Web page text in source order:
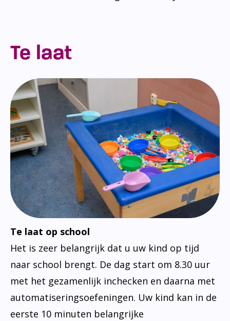
Te laat
Te laat op school
Het is zeer belangrijk dat u uw kind op tijd
naar school brengt. De dag start om 8.30 uur
met het gezamenlijk inchecken en daarna met
automatiseringsoefeningen. Uw kind kan in de
eerste 10 minuten belangrijke